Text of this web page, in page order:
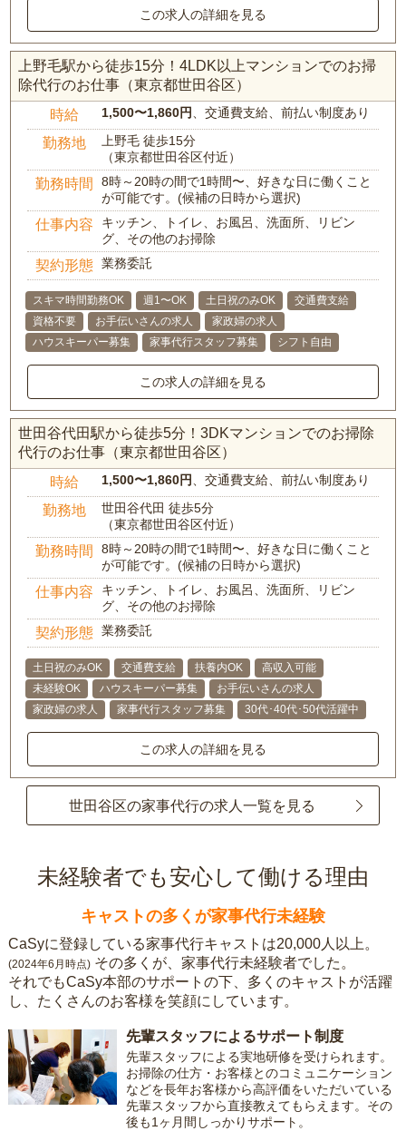
この求人の詳細を見る
上野毛駅から徒歩15分！4LDK以上マンションでのお掃
除代行のお仕事（東京都世田谷区）
時給 1,500〜1,860円 、交通費支給、前払い制度あり
勤務地
上野毛 徒歩15分
（東京都世田谷区付近）
勤務時間
8時～20時の間で1時間〜、好きな日に働くこと
が可能です。(候補の日時から選択)
仕事内容
キッチン、トイレ、お風呂、洗面所、リビン
グ、その他のお掃除
契約形態 業務委託
スキマ時間勤務OK 週1〜OK 土日祝のみOK
交通費支給
資格不要
お手伝いさんの求人
家政婦の求人
ハウスキーパー募集
家事代行スタッフ募集 シフト自由
この求人の詳細を見る
世田谷代田駅から徒歩5分！3DKマンションでのお掃除
代行のお仕事（東京都世田谷区）
時給 1,500〜1,860円 、交通費支給、前払い制度あり
勤務地
世田谷代田 徒歩5分
（東京都世田谷区付近）
勤務時間
8時～20時の間で1時間〜、好きな日に働くこと
が可能です。(候補の日時から選択)
仕事内容
キッチン、トイレ、お風呂、洗面所、リビン
グ、その他のお掃除
契約形態 業務委託
土日祝のみOK 交通費支給 扶養内OK
高収入可能
未経験OK
ハウスキーパー募集
お手伝いさんの求人
家政婦の求人
家事代行スタッフ募集 30代･40代･50代活躍中
この求人の詳細を見る
世田谷区の家事代行の求人一覧を見る
未経験者でも安心して働ける理由
キャストの多くが家事代行未経験
CaSyに登録している家事代行キャストは20,000人以上。
(2024年6月時点) その多くが、家事代行未経験者でした。
それでもCaSy本部のサポートの下、多くのキャストが活躍
し、たくさんのお客様を笑顔にしています。
先輩スタッフによるサポート制度
先輩スタッフによる実地研修を受けられます。
お掃除の仕方・お客様とのコミュニケーション
などを長年お客様から高評価をいただいている
先輩スタッフから直接教えてもらえます。その
後も1ヶ月間しっかりサポート。